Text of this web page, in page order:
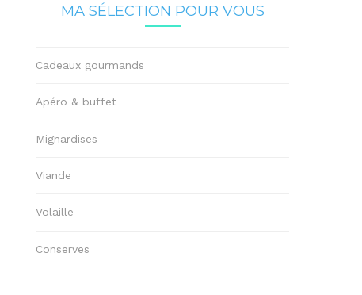
MA SÉLECTION POUR VOUS
Cadeaux gourmands
Apéro & buffet
Mignardises
Viande
Volaille
Conserves